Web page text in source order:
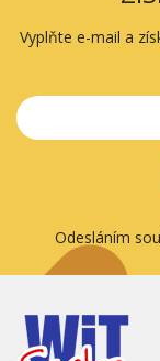
Vyplňte e-mail a
Odesláním